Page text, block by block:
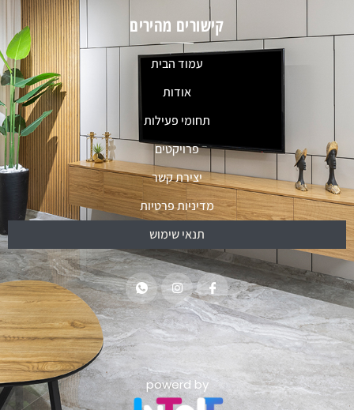
קישורים מהירים
עמוד הבית
אודות
תחומי פעילות
פרויקטים
יצירת קשר
מדיניות פרטיות
תנאי שימוש
powerd by